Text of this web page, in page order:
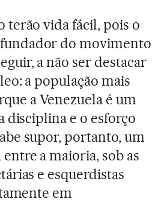
terão vida fácil, pois o
fundador do movimento
a não ser destacar
a população mais
a Venezuela é um
disciplina e o esforço
supor, portanto, um
a maioria, sob as
e esquerdistas
em